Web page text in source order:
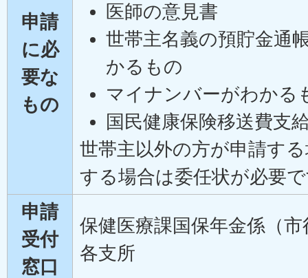
申請
に必
要な
もの
医師の意見書
世帯主名義の預貯金通
かるもの
マイナンバーがわかる
国民健康保険移送費支
世帯主以外の方が申請す
する場合は委任状が必要
申請
受付
窓口
保健医療課国保年金係（
各支所